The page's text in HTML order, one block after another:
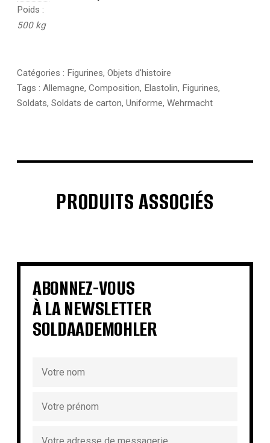
Poids
500 kg
Catégories : Figurines, Objets d'histoire
Tags : Allemagne, Composition, Elastolin, Figurines,
Soldats, Soldats de carton, Uniforme, Wehrmacht
PRODUITS ASSOCIÉS
€ € €
€ € €
€ €
ABONNEZ-VOUS
À LA NEWSLETTER
SOLDAADEMOHLER